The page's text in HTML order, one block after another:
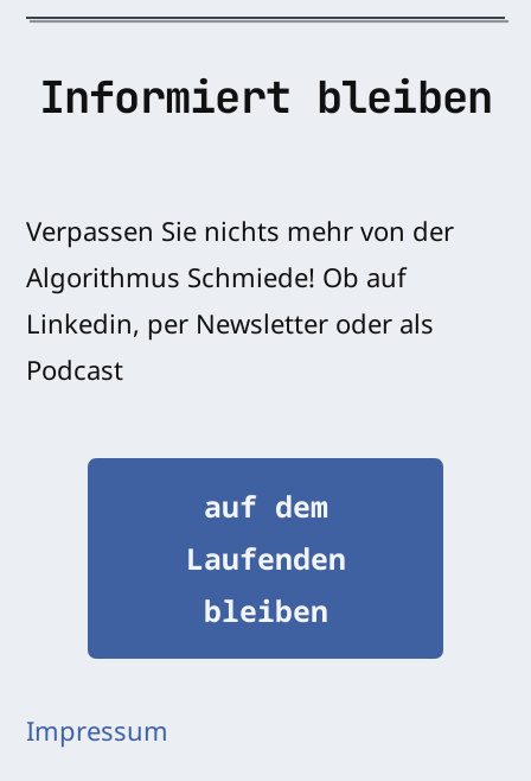
Informiert bleiben
Verpassen Sie nichts mehr von der
Algorithmus Schmiede! Ob auf
Linkedin, per Newsletter oder als
Podcast
auf dem
Laufenden
bleiben
Impressum